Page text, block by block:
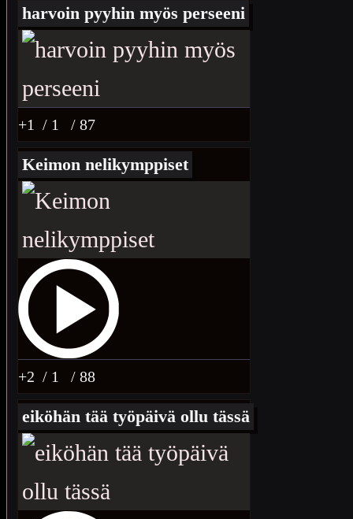
harvoin pyyhin myös perseeni
+1 / 1 / 87
Keimon nelikymppiset
+2 / 1 / 88
eiköhän tää työpäivä ollu tässä